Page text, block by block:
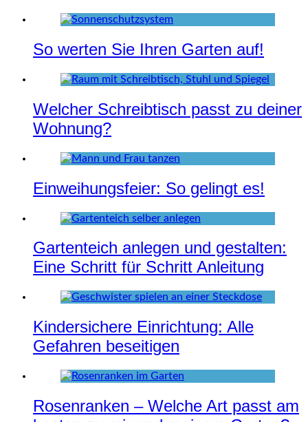
So werten Sie Ihren Garten auf!
Welcher Schreibtisch passt zu deiner
Wohnung?
Einweihungsfeier: So gelingt es!
Gartenteich anlegen und gestalten:
Eine Schritt für Schritt Anleitung
Kindersichere Einrichtung: Alle
Gefahren beseitigen
Rosenranken – Welche Art passt am